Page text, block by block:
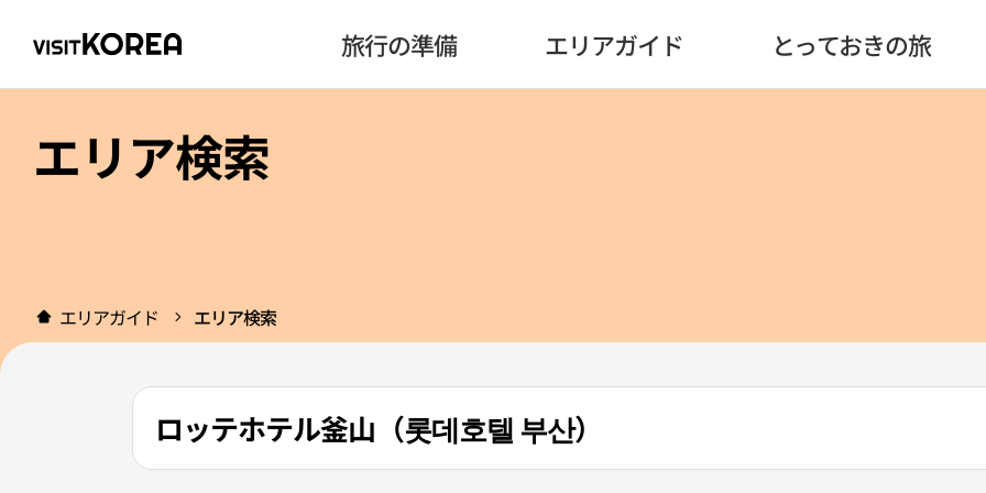
旅行の準備 エリアガイド とっておきの旅
エリア検索
エリアガイド エリア検索
ロッテホテル釜山（롯데호텔 부산）